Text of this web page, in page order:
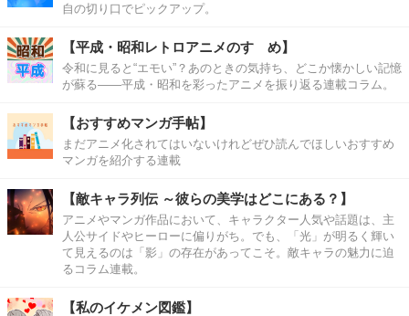
自の切り口でピックアップ。
【平成・昭和レトロアニメのすゝめ】
令和に見ると“エモい”？あのときの気持ち、どこか懐かしい記憶
が蘇る――平成・昭和を彩ったアニメを振り返る連載コラム。
【おすすめマンガ手帖】
まだアニメ化されてはいないけれどぜひ読んでほしいおすすめ
マンガを紹介する連載
【敵キャラ列伝 ～彼らの美学はどこにある？】
アニメやマンガ作品において、キャラクター人気や話題は、主
人公サイドやヒーローに偏りがち。でも、「光」が明るく輝い
て見えるのは「影」の存在があってこそ。敵キャラの魅力に迫
るコラム連載。
【私のイケメン図鑑】